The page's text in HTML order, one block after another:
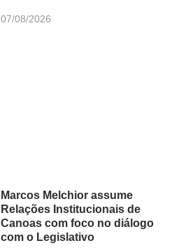
07/08/2026
Marcos Melchior assume
Relações Institucionais de
Canoas com foco no diálogo
com o Legislativo